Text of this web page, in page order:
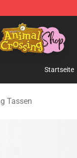
Animal
Startseite
Tassen